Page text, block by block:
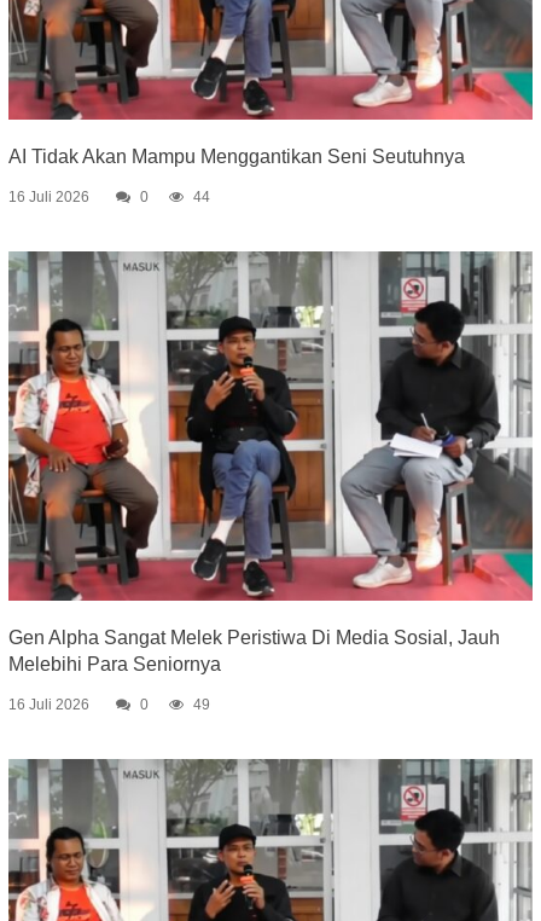
AI Tidak Akan Mampu Menggantikan Seni Seutuhnya
16 Juli 2026 0 44
Gen Alpha Sangat Melek Peristiwa Di Media Sosial, Jauh
Melebihi Para Seniornya
16 Juli 2026 0 49